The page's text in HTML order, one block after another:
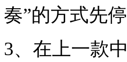
奏”的方式先
3、在上一款